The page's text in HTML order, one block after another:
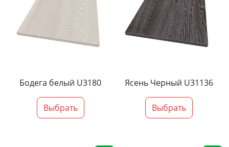
Бодега белый U3180
Выбрать
Ясень Черный U31136
Выбрать